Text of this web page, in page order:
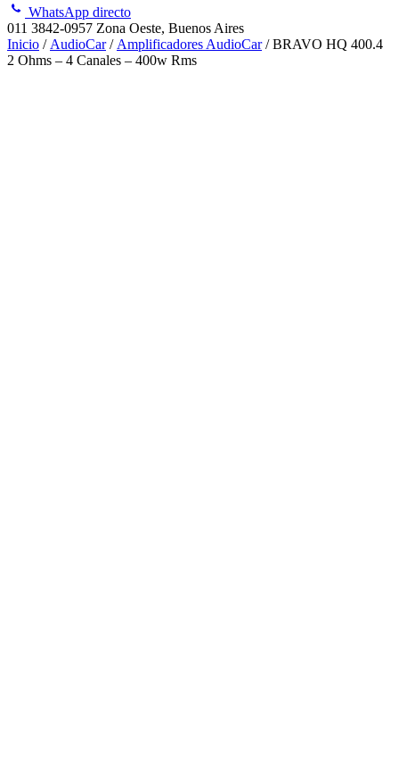
WhatsApp directo
011 3842-0957 Zona Oeste, Buenos Aires
Inicio / AudioCar/ Amplificadores AudioCar/ BRAVO HQ 400.4
2 Ohms – 4 Canales – 400w Rms